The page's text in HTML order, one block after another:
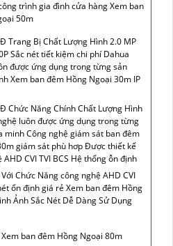
trình gia đình cửa hàng Xem ban
50m
Trang Bị Chất Lượng Hình 2.0 MP
Sắc nét tiết kiệm chi phí Dahua
được ứng dụng trong từng sản
Xem ban đêm Hồng Ngoại 30m IP
Chức Năng Chính Chất Lượng Hình
luôn được ứng dụng trong từng
minh Công nghệ giám sát ban đêm
giám sát phù hơp Được thiết kế
CVI TVI BCS Hệ thống ỗn định
Chức Năng công nghệ AHD CVI
ổn định giá rẻ Xem ban đêm Hồng
Ảnh Sắc Nét Dễ Dàng Sử Dụng
ban đêm Hồng Ngoại 80m